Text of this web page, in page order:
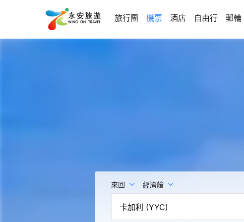
旅行團 機票 酒店 自由行 郵輪
來回 經濟艙